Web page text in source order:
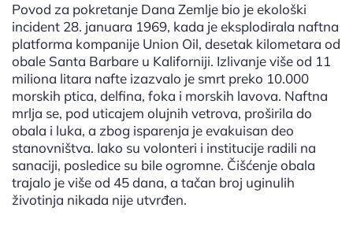
Povod za pokretanje Dana Zemlje bio je ekološki
incident 28. januara 1969, kada je eksplodirala naftna
platforma kompanije Union Oil, desetak kilometara od
obale Santa Barbare u Kaliforniji. Izlivanje više od 11
miliona litara nafte izazvalo je smrt preko 10.000
morskih ptica, delfina, foka i morskih lavova. Naftna
mrlja se, pod uticajem olujnih vetrova, proširila do
obala i luka, a zbog isparenja je evakuisan deo
stanovništva. Iako su volonteri i institucije radili na
sanaciji, posledice su bile ogromne. Čišćenje obala
trajalo je više od 45 dana, a tačan broj uginulih
životinja nikada nije utvrđen.